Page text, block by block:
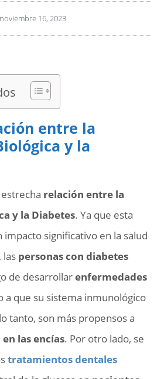
noviembre 16, 2023
entre la
y la
relación entre la
y la Diabetes. Ya que esta
significativo en la salud
las personas con diabetes
de desarrollarenfermedades
a que su sistema inmunológico
tanto, son más propensos a
las encías. Por otro lado, se
tratamientos dentales